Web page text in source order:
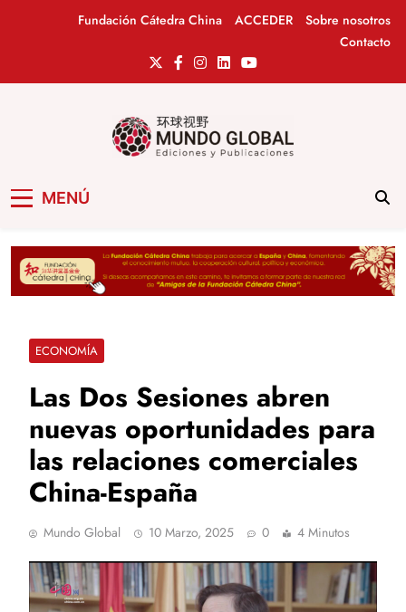
Fundación Cátedra China ACCEDER
Sobre nosotros
Contacto
MENÚ
ECONOMÍA
Las Dos Sesiones abren
nuevas oportunidades para
las relaciones comerciales
China-España
Mundo Global 10 Marzo, 2025 0 4 Minutos